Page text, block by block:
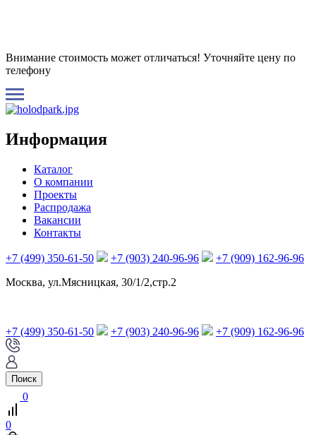
Внимание стоимость может отличаться! Уточняйте цену по
телефону
Информация
Каталог
О компании
Проекты
Распродажа
Вакансии
Контакты
+7 (499) 350-61-50 +7 (903) 240-96-96
+7 (909) 162-96-96
Москва, ул.Мясницкая, 30/1/2,стр.2
+7 (499) 350-61-50 +7 (903) 240-96-96 +7 (909) 162-96-96
Поиск
0
0